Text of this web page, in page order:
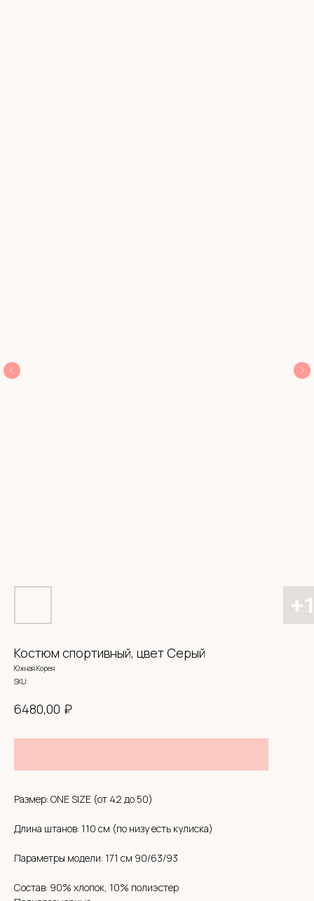
Костюм спортивный, цвет Серый
Южная Корея
SKU:
6480,00 ₽
Размер: ONE SIZE (от 42 до 50)
Длина штанов: 110 см (по низу есть кулиска)
Параметры модели: 171 см 90/63/93
Состав: 90% хлопок, 10% полиэстер
СИСТЕМА ЛОЯЛЬНОСТИ